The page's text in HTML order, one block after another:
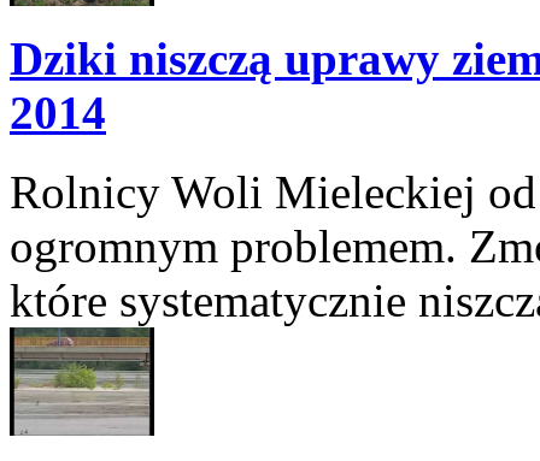
Dziki niszczą uprawy
2014
Rolnicy Woli Mieleckiej
ogromnym problemem.
które systematycznie